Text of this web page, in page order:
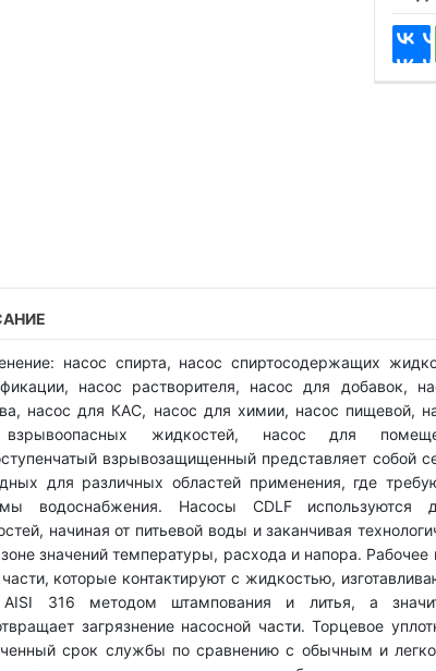
насос спирта, насос спиртосодержащих
насос растворителя, насос для добавок,
насос для КАС, насос для химии, насос пищевой,
жидкостей, насос для
взрывозащищенный представляет собой
для различных областей применения, где
водоснабжения. Насосы CDLF используются
начиная от питьевой воды и заканчивая
значений температуры, расхода и напора.
которые контактируют с жидкостью,
316 методом штампования и литья, а
загрязнение насосной части. Торцевое
срок службы по сравнению с обычным и